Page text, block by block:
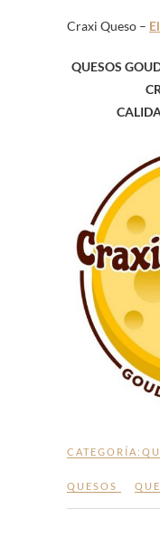
Craxi Queso –
QUESOS
CATEGORÍA:
QUESOS